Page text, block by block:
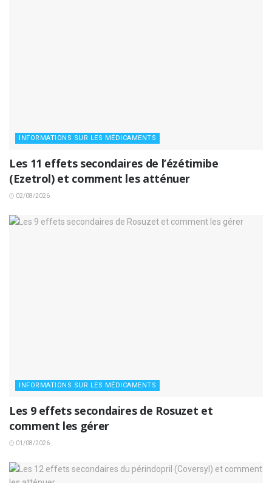
INFORMATIONS SUR LES MÉDICAMENTS
Les 11 effets secondaires de l’ézétimibe
(Ezetrol) et comment les atténuer
02/08/2026
INFORMATIONS SUR LES MÉDICAMENTS
Les 9 effets secondaires de Rosuzet et
comment les gérer
01/08/2026